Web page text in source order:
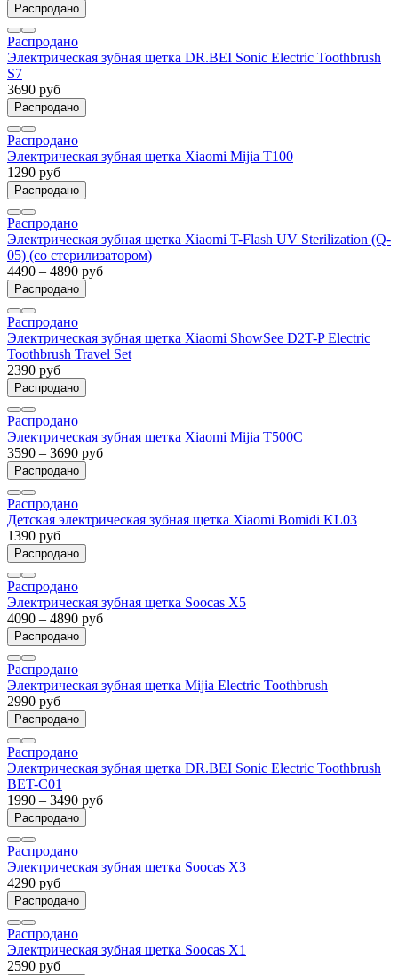
Распродано
Распродано
Электрическая зубная щетка DR.BEI Sonic Electric Toothbrush
S7
3690 руб
Распродано
Распродано
Электрическая зубная щетка Xiaomi Mijia T100
1290 руб
Распродано
Распродано
Электрическая зубная щетка Xiaomi T-Flash UV Sterilization (Q-
05) (со стерилизатором)
4490 – 4890 руб
Распродано
Распродано
Электрическая зубная щетка Xiaomi ShowSee D2T-P Electric
Toothbrush Travel Set
2390 руб
Распродано
Распродано
Электрическая зубная щетка Xiaomi Mijia T500C
3590 – 3690 руб
Распродано
Распродано
Детская электрическая зубная щетка Xiaomi Bomidi KL03
1390 руб
Распродано
Распродано
Электрическая зубная щетка Soocas X5
4090 – 4890 руб
Распродано
Распродано
Электрическая зубная щетка Mijia Electric Toothbrush
2990 руб
Распродано
Распродано
Электрическая зубная щетка DR.BEI Sonic Electric Toothbrush
BET-C01
1990 – 3490 руб
Распродано
Распродано
Электрическая зубная щетка Soocas X3
4290 руб
Распродано
Распродано
Электрическая зубная щетка Soocas X1
2590 руб